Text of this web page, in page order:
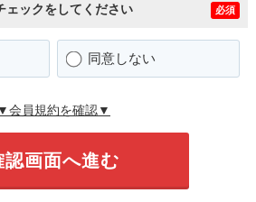
ェックをしてください 必須
同意しない
▼会員規約を確認▼